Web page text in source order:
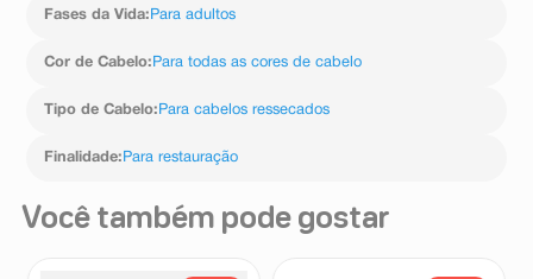
(Amarelo De Tartrazina), Methylchloroisothiazolinone
(Metilisotiazolinona), Vitis Vinifera Seed Extract (Extrato
Fases da Vida: Para adultos
Cor de Cabelo: Para todas as cores de cabelo
Tipo de Cabelo: Para cabelos ressecados
Finalidade: Para restauração
Você também pode gostar